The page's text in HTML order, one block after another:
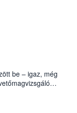
be – igaz, még
Győző által